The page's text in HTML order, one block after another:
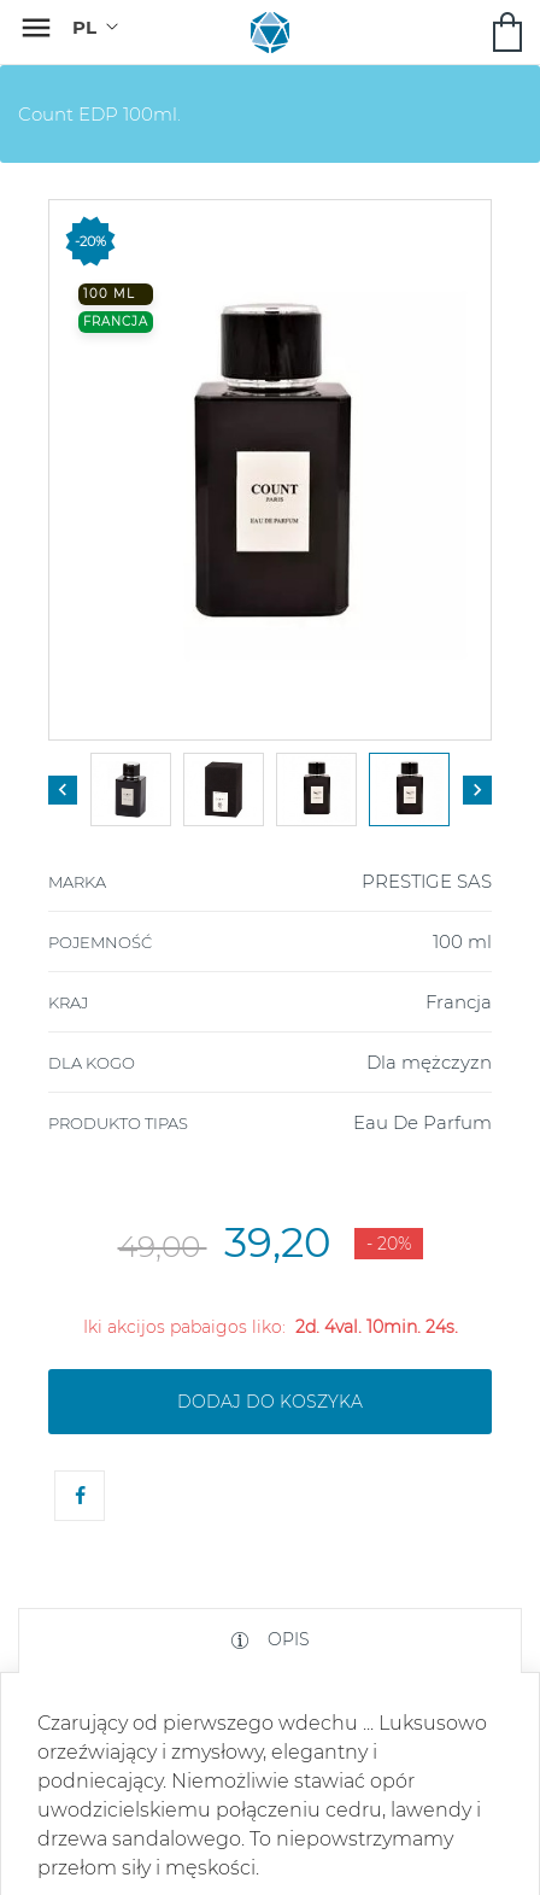

Count EDP 100ml.
-20%
100 ML
FRANCJA
 
MARKA PRESTIGE SAS
POJEMNOŚĆ 100 ml
KRAJ Francja
DLA KOGO Dla mężczyzn
PRODUKTO TIPAS Eau De Parfum
49,00 39,20 - 20%
Iki akcijos pabaigos liko: 2d. 4val. 10min. 24s.
DODAJ DO KOSZYKA
OPIS
Czarujący od pierwszego wdechu ... Luksusowo
orzeźwiający i zmysłowy, elegantny i
podniecający. Niemożliwie stawiać opór
uwodzicielskiemu połączeniu cedru, lawendy i
drzewa sandalowego. To niepowstrzymamy
przełom siły i męskości.